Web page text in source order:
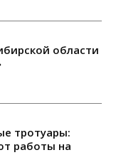
области
тротуары:
работы на